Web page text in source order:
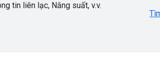
tin liên lạc, Năng suất, v.v.